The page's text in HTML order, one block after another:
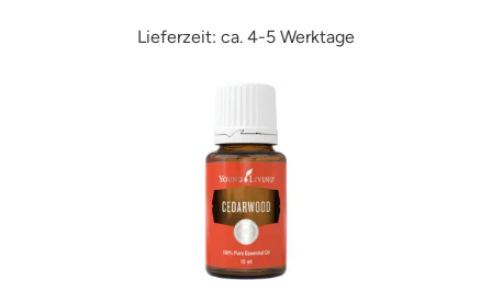
Lieferzeit: ca. 4-5 Werktage